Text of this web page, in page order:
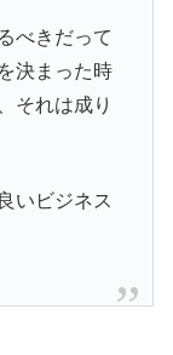
べきだって
決まった時
それは成り
いビジネス